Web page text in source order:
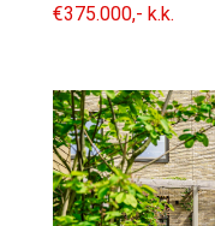
€375.000,- k.k.